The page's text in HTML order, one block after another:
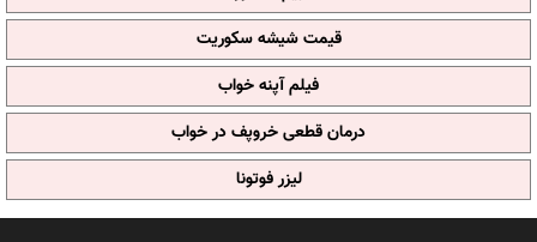
قیمت شیشه سکوریت
فیلم آپنه خواب
درمان قطعی خروپف در خواب
لیزر فوتونا